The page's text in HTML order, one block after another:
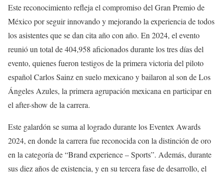
Este reconocimiento refleja el compromiso del Gran Premio de
México por seguir innovando y mejorando la experiencia de todos
los asistentes que se dan cita año con año. En 2024, el evento
reunió un total de 404,958 aficionados durante los tres días del
evento, quienes fueron testigos de la primera victoria del piloto
español Carlos Sainz en suelo mexicano y bailaron al son de Los
Ángeles Azules, la primera agrupación mexicana en participar en
el after-show de la carrera.
Este galardón se suma al logrado durante los Eventex Awards
2024, en donde la carrera fue reconocida con la distinción de oro
en la categoría de “Brand experience – Sports”. Además, durante
sus diez años de existencia, y en su tercera fase de desarrollo, el